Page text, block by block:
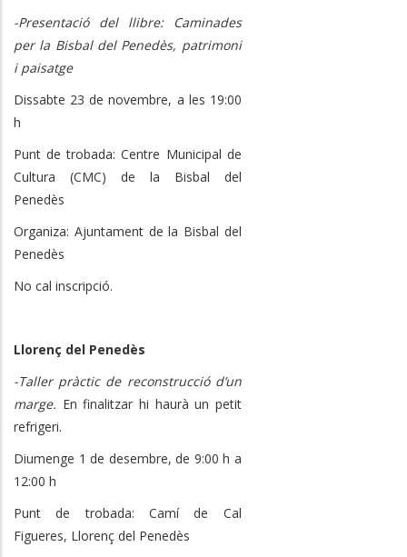
-Presentació del llibre: Caminades
per la Bisbal del Penedès, patrimoni
i paisatge
Dissabte 23 de novembre, a les 19:00
h
Punt de trobada: Centre Municipal de
Cultura (CMC) de la Bisbal del
Penedès
Organiza: Ajuntament de la Bisbal del
Penedès
No cal inscripció.
Llorenç del Penedès
-Taller pràctic de reconstrucció d’un
marge. En finalitzar hi haurà un petit
refrigeri.
Diumenge 1 de desembre, de 9:00 h a
12:00 h
Punt de trobada: Camí de Cal
Figueres, Llorenç del Penedès